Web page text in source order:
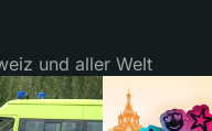
und aller Welt